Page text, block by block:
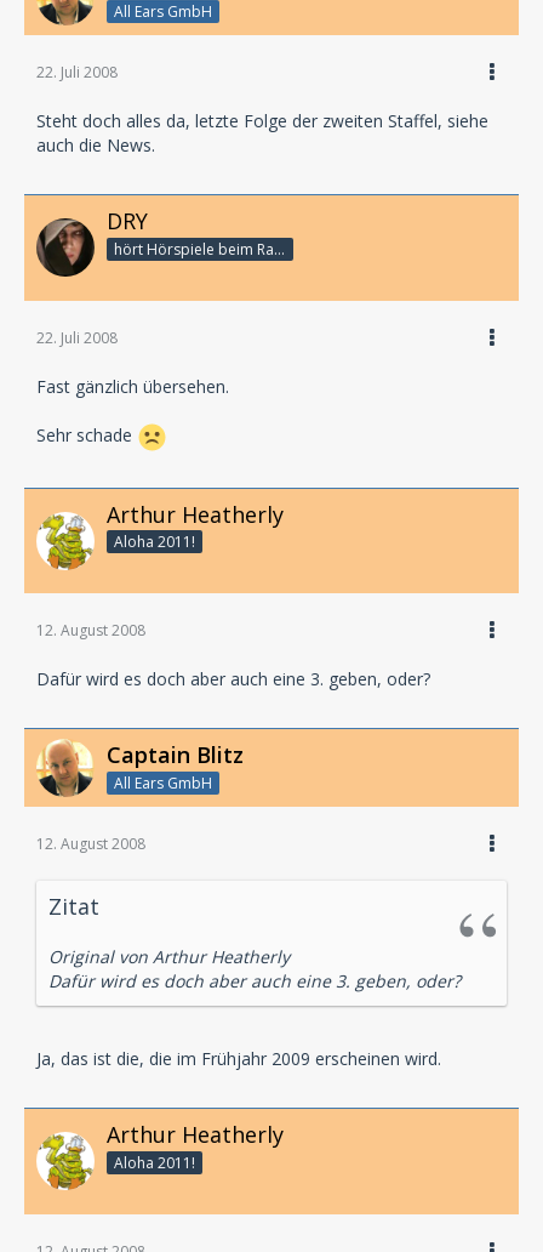
All Ears GmbH
22. Juli 2008
Steht doch alles da, letzte Folge der zweiten Staffel, siehe
auch die News.
DRY
hört Hörspiele beim Rasenmähen
22. Juli 2008
Fast gänzlich übersehen.
Sehr schade
Arthur Heatherly
Aloha 2011!
12. August 2008
Dafür wird es doch aber auch eine 3. geben, oder?
Captain Blitz
All Ears GmbH
12. August 2008
Zitat
Original von Arthur Heatherly
Dafür wird es doch aber auch eine 3. geben, oder?
Ja, das ist die, die im Frühjahr 2009 erscheinen wird.
Arthur Heatherly
Aloha 2011!